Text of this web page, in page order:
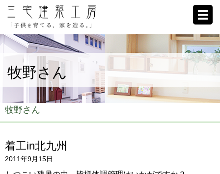
ホーム
家への想い
施工例
ブログ
牧野さん
牧野さん
着工in北九州
2011年9月15日